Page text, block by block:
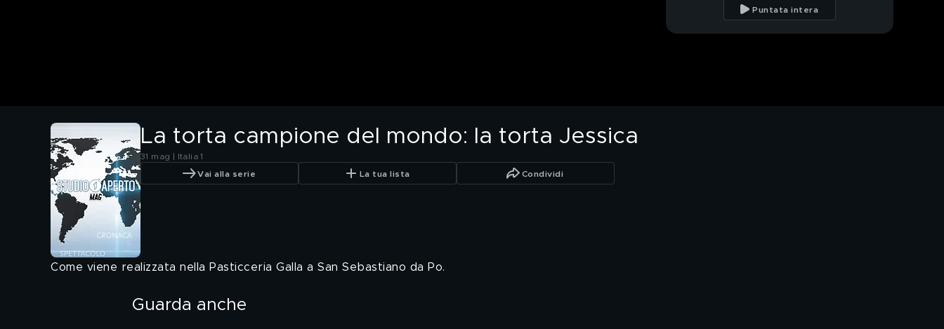
Puntata intera
La torta campione del mondo: la torta Jessica
31 mag | Italia 1
Vai alla serie La tua lista Condividi
Come viene realizzata nella Pasticceria Galla a San Sebastiano da Po.
Guarda anche